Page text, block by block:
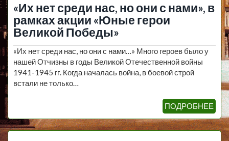
«Их нет среди нас, но они с нами», в
рамках акции «Юные герои
Великой Победы»
«Их нет среди нас, но они с нами…» Много героев было у
нашей Отчизны в годы Великой Отечественной войны
1941-1945 гг. Когда началась война, в боевой строй
встали не только…
ПОДРОБНЕЕ